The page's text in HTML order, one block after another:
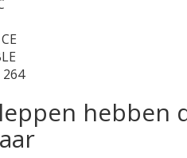
264
hebben